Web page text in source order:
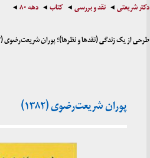
دکتر شریعتی نقد و بررسی کتاب دهه ۸۰
طرحی از یک زندگی (نقدها و نظرها)؛ پوران شریعت‌رضوی (۱۳۸۲)
پوران شریعت‌رضوی (۱۳۸۲)